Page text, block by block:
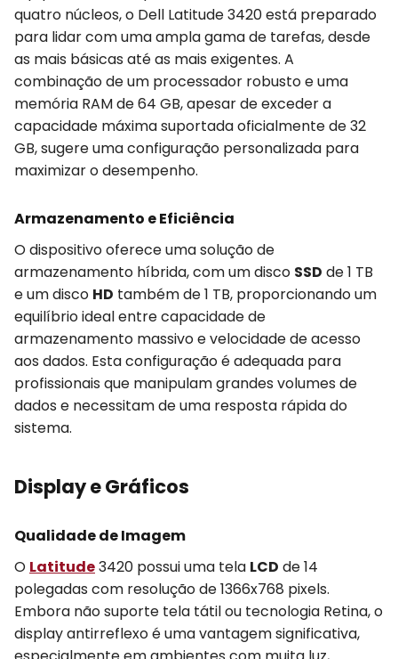
quatro núcleos, o Dell Latitude 3420 está preparado
para lidar com uma ampla gama de tarefas, desde
as mais básicas até as mais exigentes. A
combinação de um processador robusto e uma
memória RAM de 64 GB, apesar de exceder a
capacidade máxima suportada oficialmente de 32
GB, sugere uma configuração personalizada para
maximizar o desempenho.
Armazenamento e Eficiência
O dispositivo oferece uma solução de
armazenamento híbrida, com um disco SSD de 1 TB
e um disco HD também de 1 TB, proporcionando um
equilíbrio ideal entre capacidade de
armazenamento massivo e velocidade de acesso
aos dados. Esta configuração é adequada para
profissionais que manipulam grandes volumes de
dados e necessitam de uma resposta rápida do
sistema.
Display e Gráficos
Qualidade de Imagem
O Latitude3420 possui uma tela LCD de 14
polegadas com resolução de 1366x768 pixels.
Embora não suporte tela tátil ou tecnologia Retina, o
display antirreflexo é uma vantagem significativa,